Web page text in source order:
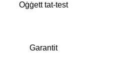
Oġġett tat-test
Garantit